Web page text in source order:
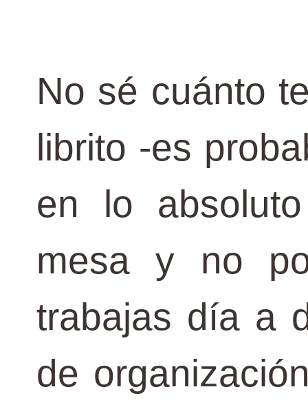
No sé cuánto
librito -es
en lo
mesa y no
trabajas día a
de